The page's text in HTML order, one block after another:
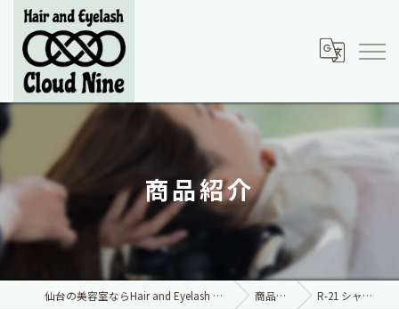
商品紹介
仙台の美容室ならHair and Eyelash Cloud Nine 商品紹介 R-21 シャンプー